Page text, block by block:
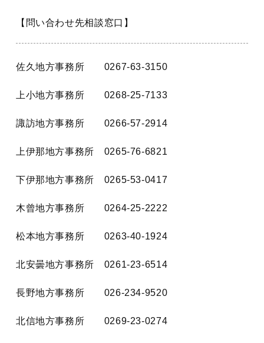
【問い合わせ先相談窓口】
佐久地方事務所 0267‐63‐3150
上小地方事務所 0268‐25-7133
諏訪地方事務所 0266-57-2914
上伊那地方事務所 0265-76-6821
下伊那地方事務所 0265-53-0417
木曾地方事務所 0264-25-2222
松本地方事務所 0263-40-1924
北安曇地方事務所 0261-23-6514
長野地方事務所 026-234-9520
北信地方事務所 0269-23-0274